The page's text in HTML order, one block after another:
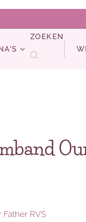
ZOEKEN
RVS